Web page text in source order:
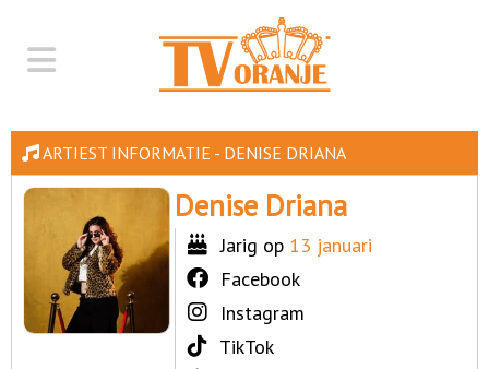
ARTIEST INFORMATIE - DENISE DRIANA
Denise Driana
Jarig op 13 januari
Facebook
Instagram
TikTok